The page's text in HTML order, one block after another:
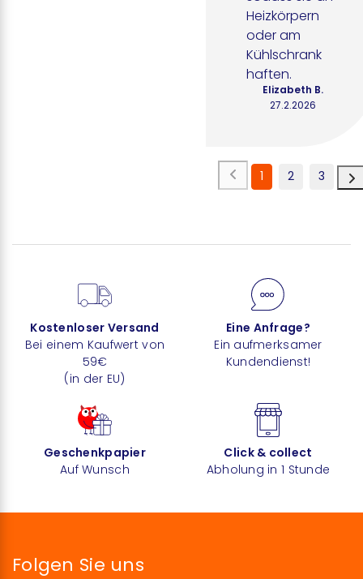
Heizkörpern
oder am
Kühlschrank
haften.
27.2.2026
Elizabeth B.
1 2 3
Kostenloser Versand
Bei einem Kaufwert von
59€
(in der EU)
Eine Anfrage?
Ein aufmerksamer
Kundendienst!
Geschenkpapier
Auf Wunsch
Click & collect
Abholung in 1 Stunde
Folgen Sie uns